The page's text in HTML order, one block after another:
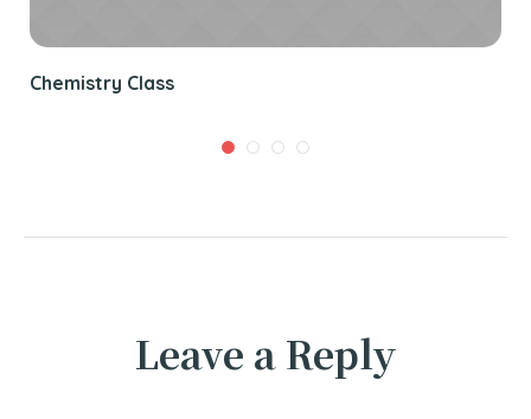
Chemistry Class
Leave a Reply